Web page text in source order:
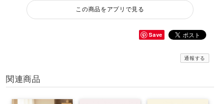
この商品をアプリで見る
Save
通報する
関連商品